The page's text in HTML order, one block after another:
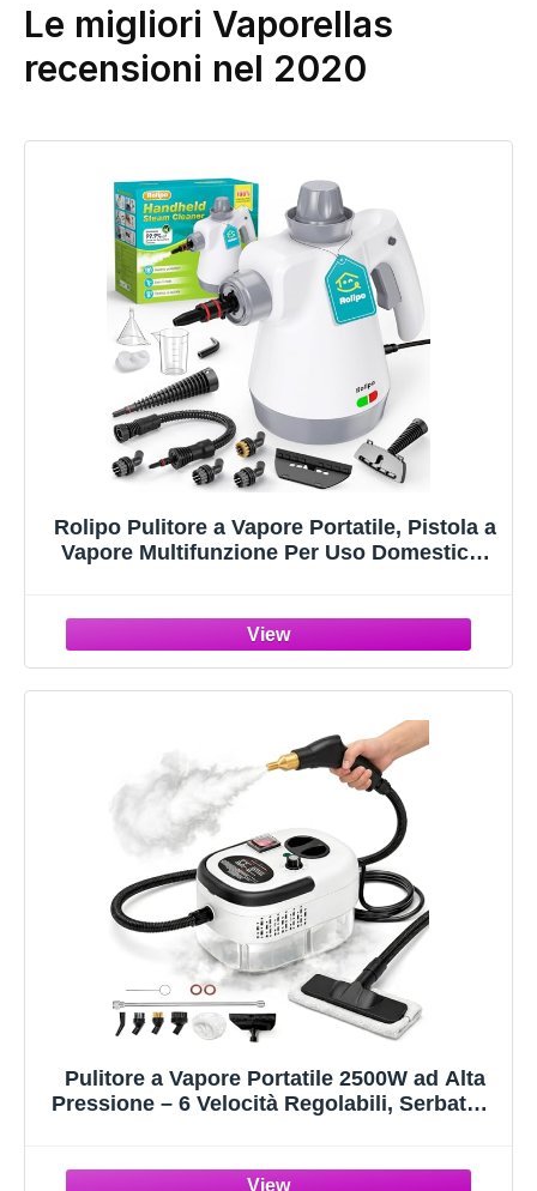
Le migliori Vaporellas
recensioni nel 2020
Rolipo Pulitore a Vapore Portatile, Pistola a
Vapore Multifunzione Per Uso Domestico,
Fughe, Finestre, Grasso
Pulitore a Vapore Portatile 2500W ad Alta
Pressione – 6 Velocità Regolabili, Serbatoio